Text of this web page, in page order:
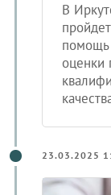
В
помощь
оценки
23.03.2025